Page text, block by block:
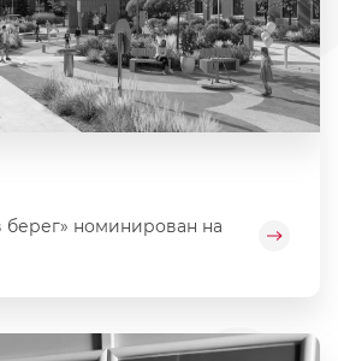
берег» номинирован на